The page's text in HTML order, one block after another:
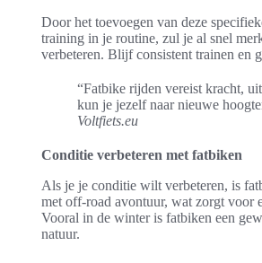
Door het toevoegen van deze
training in je routine, zul je al snel
verbeteren. Blijf consistent trainen en
“Fatbike rijden vereist kracht,
kun je jezelf naar nieuwe
Voltfiets.eu
Conditie verbeteren met fatbiken
Als je je conditie wilt verbeteren, is
met off-road avontuur, wat zorgt voor
Vooral in de winter is fatbiken een
natuur.